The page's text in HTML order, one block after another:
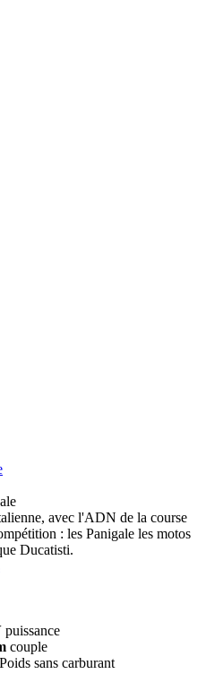
avec l'ADN de la course
: les Panigale les motos
Ducatisti.
puissance
couple
Poids sans carburant